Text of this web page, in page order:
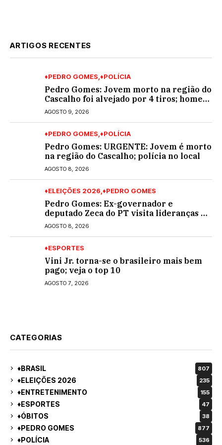
ARTIGOS RECENTES
♦PEDRO GOMES ♦POLÍCIA
Pedro Gomes: Jovem morto na região do
Cascalho foi alvejado por 4 tiros; homem
encapuzado
AGOSTO 9, 2026
♦PEDRO GOMES ♦POLÍCIA
Pedro Gomes: URGENTE: Jovem é morto
na região do Cascalho; polícia no local
AGOSTO 8, 2026
♦ELEIÇÕES 2026 ♦PEDRO GOMES
Pedro Gomes: Ex-governador e
deputado Zeca do PT visita lideranças do
partido na cidade; buscará a reeleição
AGOSTO 8, 2026
♦ESPORTES
Vini Jr. torna-se o brasileiro mais bem
pago; veja o top 10
AGOSTO 7, 2026
CATEGORIAS
♦BRASIL 807
♦ELEIÇÕES 2026 235
♦ENTRETENIMENTO 155
♦ESPORTES 47
♦ÓBITOS 38
♦PEDRO GOMES 877
♦POLÍCIA 536